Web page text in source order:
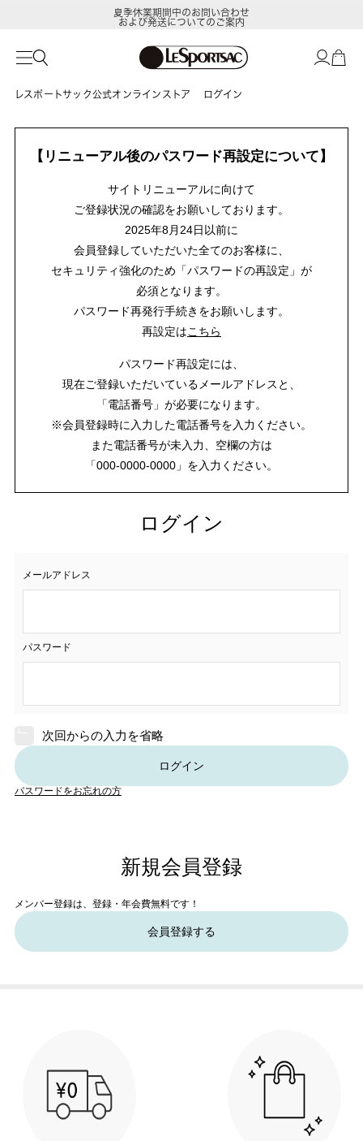
夏季休業期間中のお問い合わせ
および発送についてのご案内
レスポートサック公式オンラインストア ログイン
【リニューアル後のパスワード再設定について】
サイトリニューアルに向けて
ご登録状況の確認をお願いしております。
2025年8月24日以前に
会員登録していただいた全てのお客様に、
セキュリティ強化のため「パスワードの再設定」が
必須となります。
パスワード再発行手続きをお願いします。
再設定はこちら
パスワード再設定には、
現在ご登録いただいているメールアドレスと、
「電話番号」が必要になります。
※会員登録時に入力した電話番号を入力ください。
また電話番号が未入力、空欄の方は
「000-0000-0000」を入力ください。
ログイン
メールアドレス
パスワード
次回からの入力を省略
ログイン
パスワードをお忘れの方
新規会員登録
メンバー登録は、登録・年会費無料です！
会員登録する